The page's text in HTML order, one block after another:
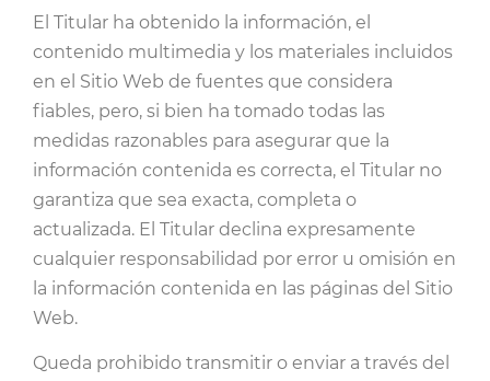
El Titular ha obtenido la información, el
contenido multimedia y los materiales incluidos
en el Sitio Web de fuentes que considera
fiables, pero, si bien ha tomado todas las
medidas razonables para asegurar que la
información contenida es correcta, el Titular no
garantiza que sea exacta, completa o
actualizada. El Titular declina expresamente
cualquier responsabilidad por error u omisión en
la información contenida en las páginas del Sitio
Web.
Queda prohibido transmitir o enviar a través del